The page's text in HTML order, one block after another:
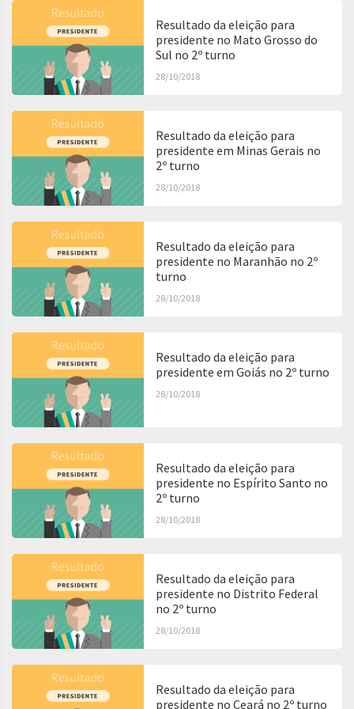
Resultado da eleição para
presidente no Mato Grosso do
Sul no 2º turno
28/10/2018
Resultado da eleição para
presidente em Minas Gerais no
2º turno
28/10/2018
Resultado da eleição para
presidente no Maranhão no 2º
turno
28/10/2018
Resultado da eleição para
presidente em Goiás no 2º turno
28/10/2018
Resultado da eleição para
presidente no Espírito Santo no
2º turno
28/10/2018
Resultado da eleição para
presidente no Distrito Federal
no 2º turno
28/10/2018
Resultado da eleição para
presidente no Ceará no 2º turno